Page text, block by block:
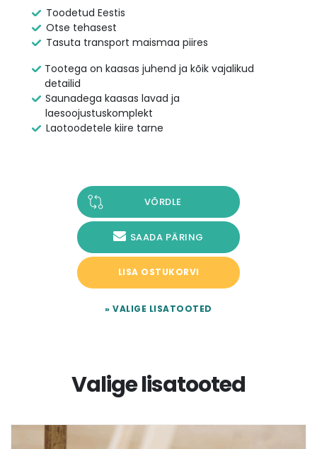
Toodetud Eestis
Otse tehasest
Tasuta transport maismaa piires
Tootega on kaasas juhend ja kõik vajalikud
detailid
Saunadega kaasas lavad ja
laesoojustuskomplekt
Laotoodetele kiire tarne
VÕRDLE
SAADA PÄRING
LISA OSTUKORVI
» VALIGE LISATOOTED
Valige lisatooted